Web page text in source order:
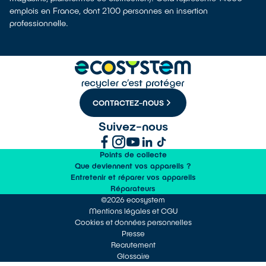
emplois en France, dont 2100 personnes en insertion
professionnelle.
CONTACTEZ-NOUS
Suivez-nous
Points de collecte
Que deviennent vos appareils ?
Entretenir et réparer vos appareils
Réparateurs
©2026 ecosystem
Mentions légales et CGU
Cookies et données personnelles
Presse
Recrutement
Glossaire